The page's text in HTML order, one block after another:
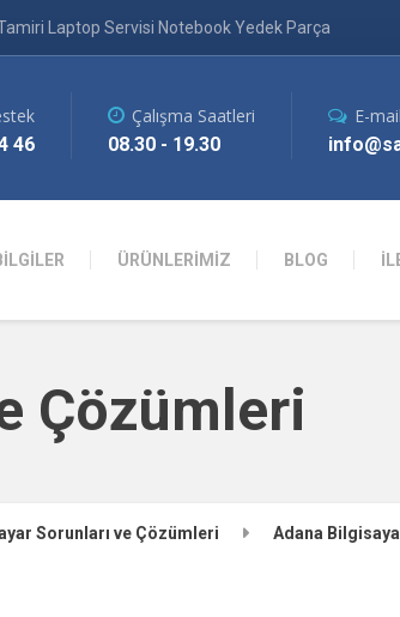
Laptop Servisi Notebook Yedek Parça
ÜRÜNLERİMİZ BLOG
46
Çalışma Saatleri
08.30 - 19.30
E-mail
Çözümleri
Sorunları ve Çözümleri Adana